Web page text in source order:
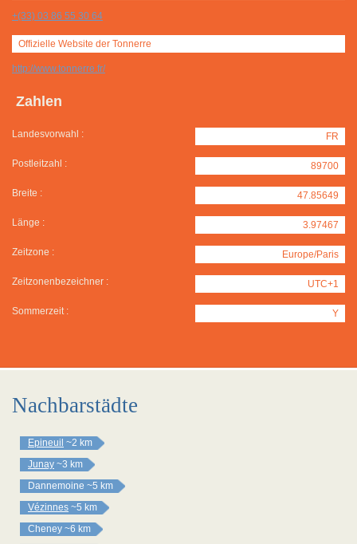
+(33) 03 86 55 30 64
Offizielle Website der Tonnerre
http://www.tonnerre.fr/
Zahlen
Landesvorwahl : FR
Postleitzahl : 89700
Breite : 47.85649
Länge : 3.97467
Zeitzone : Europe/Paris
Zeitzonenbezeichner : UTC+1
Sommerzeit : Y
Nachbarstädte
Epineuil ~2 km
Junay ~3 km
Dannemoine ~5 km
Vézinnes ~5 km
Cheney ~6 km